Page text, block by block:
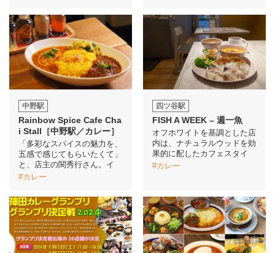
中野駅
Rainbow Spice Cafe Cha
i Stall［中野駅／カレー］
「多彩なスパイスの魅力を、
五感で感じてもらいたくて」
と、店主の関秀行さん。イ
#カレー
四ツ谷駅
FISH A WEEK – 週一魚
オフホワイトを基調とした店
内は、ナチュラルウッドを効
果的に配したカフェスタイ
#カレー